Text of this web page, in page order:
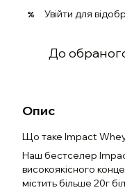
% Увійти для
До
Опис
Що таке Impact
Наш бестселер
високоякісного
містить більше 20г